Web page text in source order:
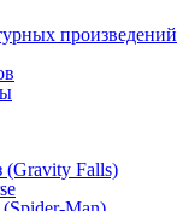
произведений
Falls)